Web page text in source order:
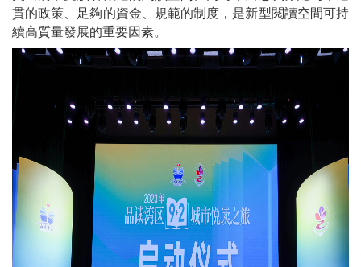
貫的政策、足夠的資金、規範的制度，是新型閱讀空間可持
續高質量發展的重要因素。